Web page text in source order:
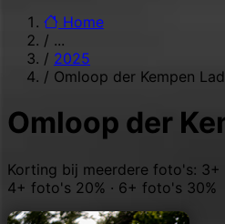
Home
/ ...
/ 2025
/ Omloop der Kempen
Omloop der
Korting bij meerdere foto's: 3+
4+ foto's 20% · 6+ foto's 30%